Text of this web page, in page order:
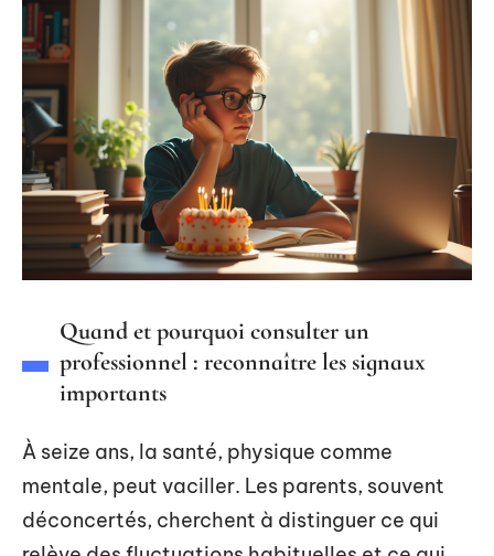
Quand et pourquoi consulter un
professionnel : reconnaître les signaux
importants
À seize ans, la santé, physique comme
mentale, peut vaciller. Les parents, souvent
déconcertés, cherchent à distinguer ce qui